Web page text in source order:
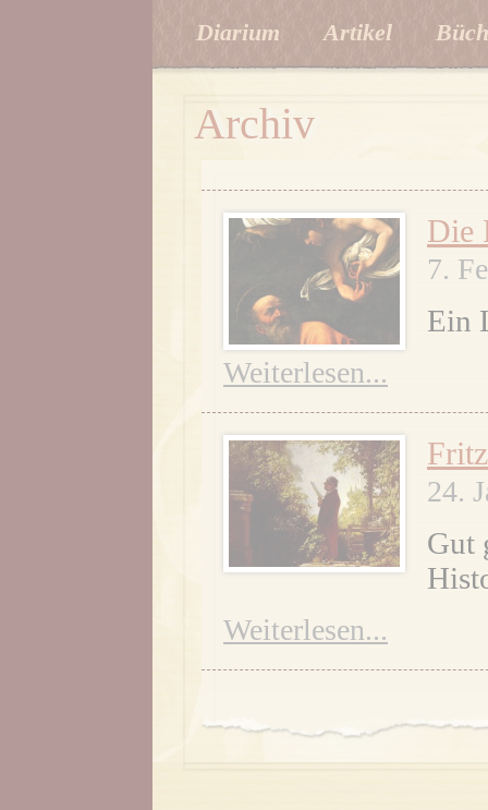
Diarium Artikel
Archiv
Die
7.
Ein
Weiterlesen...
24.
Gut
Weiterlesen...